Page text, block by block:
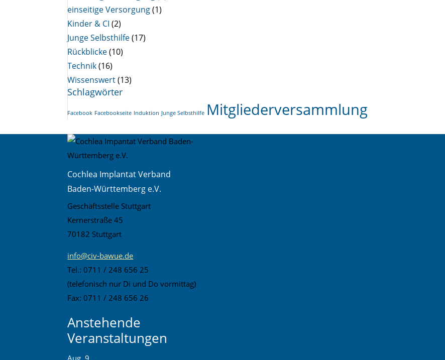
einseitige Versorgung(1)
Kinder & CI (2)
Junge Selbsthilfe(17)
Rückblicke(10)
Technik(16)
Wissenswert(13)
Schlagwörter
Facebook Facebookseite Induktion Junge Selbsthilfe Mitgliederversammlung
Cochlea Implantat Verband
Baden-Württemberg e.V.
Geschäftsstelle Stuttgart
Kernerstraße 45
70182 Stuttgart
info@civ-bawue.de
Tel.: 0711 / 248 656 25
(telefonisch nur Di und Do vormittag)
Fax: 0711 / 248 656 26
Anstehende
Veranstaltungen
Aug.9